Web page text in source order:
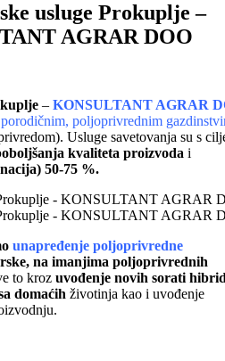
usluge Prokuplje –
AGRAR DOO
– KONSULTANT AGRAR
porodičnim, poljoprivrednim
Usluge savetovanja su s
kvaliteta proizvoda i
50-75 %.
unapređenje poljoprivredne
na imanjima poljoprivrednih
to kroz uvođenje novih sorati
domaćih životinja kao i uvođenje